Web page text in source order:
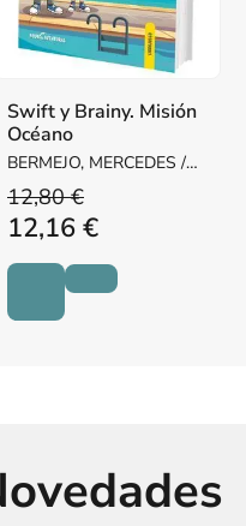
Swift y Brainy. Misión
Océano
BERMEJO, MERCEDES /
VELASCO, RUT
12,80 €
12,16 €